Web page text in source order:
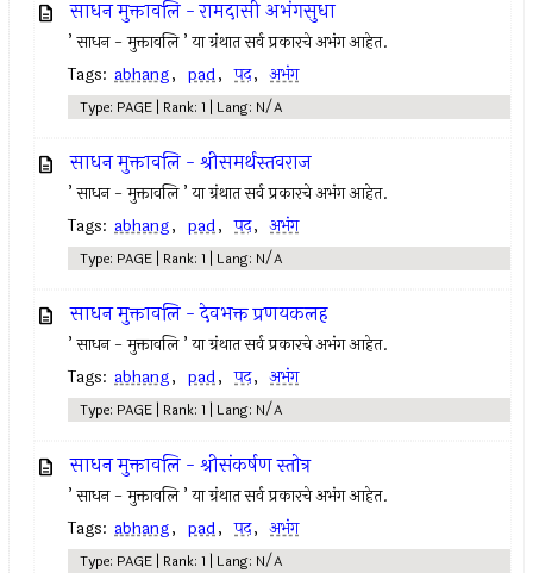
साधन मुक्तावलि - रामदासी अभंगसुधा
’ साधन - मुक्तावलि ’ या ग्रंथात सर्व प्रकारचे अभंग आहेत.
Tags: abhang, pad, पद, अभंग
Type: PAGE | Rank: 1 | Lang: N/A
साधन मुक्तावलि - श्रीसमर्थस्तवराज
’ साधन - मुक्तावलि ’ या ग्रंथात सर्व प्रकारचे अभंग आहेत.
Tags: abhang, pad, पद, अभंग
Type: PAGE | Rank: 1 | Lang: N/A
साधन मुक्तावलि - देवभक्त प्रणयकलह
’ साधन - मुक्तावलि ’ या ग्रंथात सर्व प्रकारचे अभंग आहेत.
Tags: abhang, pad, पद, अभंग
Type: PAGE | Rank: 1 | Lang: N/A
साधन मुक्तावलि - श्रीसंकर्षण स्तोत्र
’ साधन - मुक्तावलि ’ या ग्रंथात सर्व प्रकारचे अभंग आहेत.
Tags: abhang, pad, पद, अभंग
Type: PAGE | Rank: 1 | Lang: N/A